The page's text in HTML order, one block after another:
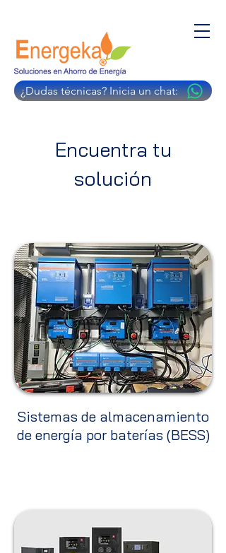
¿Dudas técnicas? Inicia un chat:
Encuentra tu
solución
Sistemas de almacenamiento
de energía por baterías (BESS)